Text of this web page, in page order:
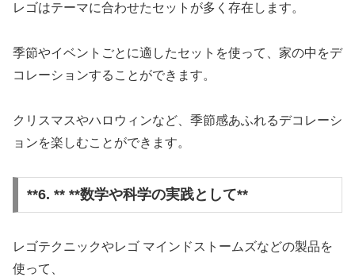
レゴはテーマに合わせたセットが多く存在します。
季節やイベントごとに適したセットを使って、家の中をデ
コレーションすることができます。
クリスマスやハロウィンなど、季節感あふれるデコレーシ
ョンを楽しむことができます。
**6. ** **数学や科学の実践として**
レゴテクニックやレゴ マインドストームズなどの製品を
使って、